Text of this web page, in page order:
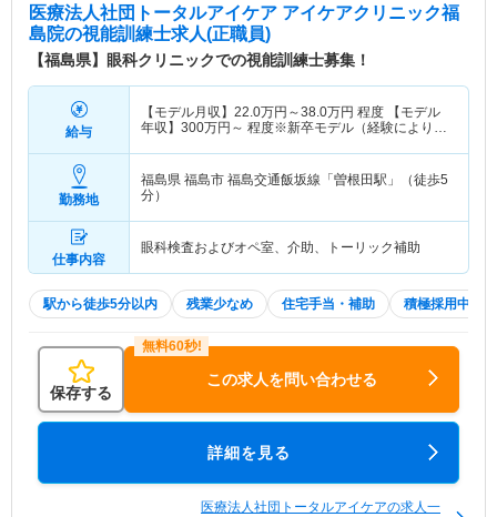
医療法人社団トータルアイケア アイケアクリニック福
島院の視能訓練士求人(正職員)
【福島県】眼科クリニックでの視能訓練士募集！
給与
【モデル月収】 22.0万円～38.0万円 程度 【モデル
年収】 300万円～ 程度※新卒モデル（経験により優
勤務地
福島県 福島市 福島交通飯坂線「曽根田駅」（徒歩5
分）
仕事内容
眼科検査およびオペ室、介助、トーリック補助
駅から徒歩5分以内 残業少なめ 住宅手当・補助 積極採用中
保存する
この求人を問い合わせる
詳細を見る
医療法人社団トータルアイケアの求人一